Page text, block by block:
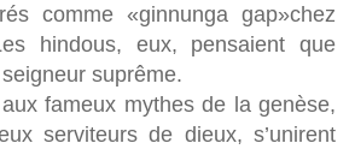
comme «ginnunga gap»chez
hindous, eux, pensaient que
suprême.
fameux mythes de la genèse,
serviteurs de dieux, s’unirent